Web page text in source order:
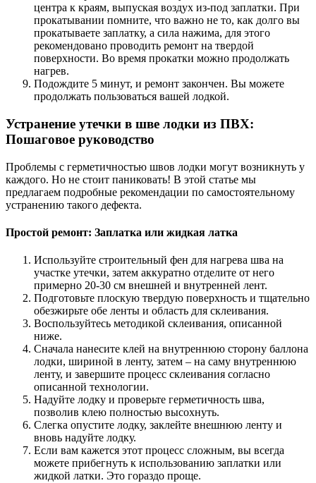
центра к краям, выпуская воздух из-под заплатки. При
прокатывании помните, что важно не то, как долго вы
прокатываете заплатку, а сила нажима, для этого
рекомендовано проводить ремонт на твердой
поверхности. Во время прокатки можно продолжать
нагрев.
Подождите 5 минут, и ремонт закончен. Вы можете
продолжать пользоваться вашей лодкой.
Устранение утечки в шве лодки из ПВХ:
Пошаговое руководство
Проблемы с герметичностью швов лодки могут возникнуть у
каждого. Но не стоит паниковать! В этой статье мы
предлагаем подробные рекомендации по самостоятельному
устранению такого дефекта.
Простой ремонт: Заплатка или жидкая латка
Используйте строительный фен для нагрева шва на
участке утечки, затем аккуратно отделите от него
примерно 20-30 см внешней и внутренней лент.
Подготовьте плоскую твердую поверхность и тщательно
обезжирьте обе ленты и область для склеивания.
Воспользуйтесь методикой склеивания, описанной
ниже.
Сначала нанесите клей на внутреннюю сторону баллона
лодки, шириной в ленту, затем – на саму внутреннюю
ленту, и завершите процесс склеивания согласно
описанной технологии.
Надуйте лодку и проверьте герметичность шва,
позволив клею полностью высохнуть.
Слегка опустите лодку, заклейте внешнюю ленту и
вновь надуйте лодку.
Если вам кажется этот процесс сложным, вы всегда
можете прибегнуть к использованию заплатки или
жидкой латки. Это гораздо проще.